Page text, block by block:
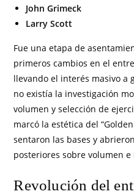
John Grimeck
Larry Scott
Fue una etapa de
primeros cambios en el
llevando el interés masivo a
no existía la investigación
volumen y selección de
marcó la estética del
sentaron las bases y
posteriores sobre volumen
Revolución del